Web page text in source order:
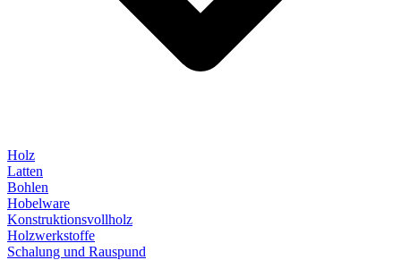
Holz
Latten
Bohlen
Hobelware
Konstruktionsvollholz
Holzwerkstoffe
Schalung und Rauspund